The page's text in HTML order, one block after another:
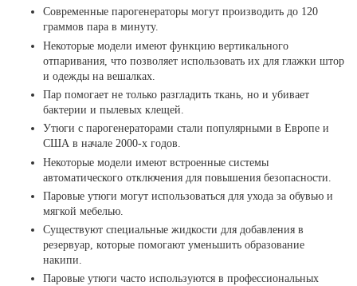
Современные парогенераторы могут производить до 120
граммов пара в минуту.
Некоторые модели имеют функцию вертикального
отпаривания, что позволяет использовать их для глажки штор
и одежды на вешалках.
Пар помогает не только разгладить ткань, но и убивает
бактерии и пылевых клещей.
Утюги с парогенераторами стали популярными в Европе и
США в начале 2000-х годов.
Некоторые модели имеют встроенные системы
автоматического отключения для повышения безопасности.
Паровые утюги могут использоваться для ухода за обувью и
мягкой мебелью.
Существуют специальные жидкости для добавления в
резервуар, которые помогают уменьшить образование
накипи.
Паровые утюги часто используются в профессиональных